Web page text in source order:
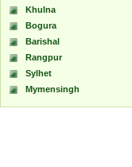
Khulna
Bogura
Barishal
Rangpur
Sylhet
Mymensingh